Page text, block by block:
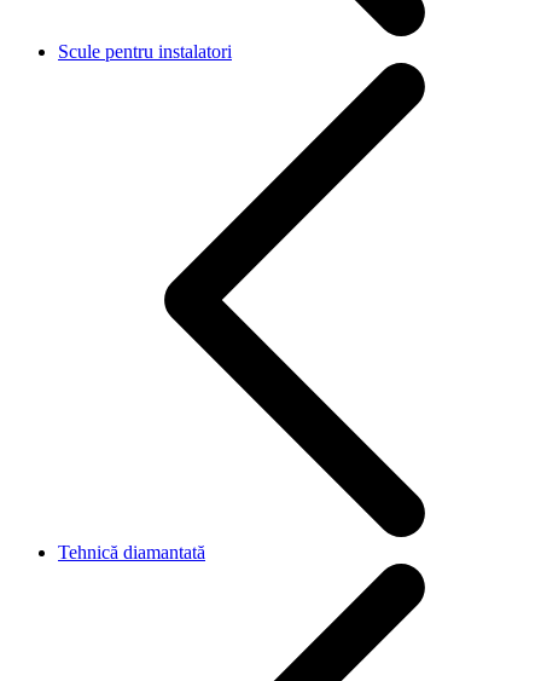
Scule pentru instalatori
Tehnică diamantată